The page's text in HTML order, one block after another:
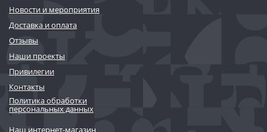
Новости и мероприятия
Доставка и оплата
Отзывы
Наши проекты
Привилегии
Контакты
Политика обработки
персональных данных
Наш интернет-магазин